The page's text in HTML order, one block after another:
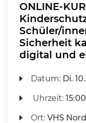
ONLINE-
Schüler/
Sicherheit
digital und
Datum: Di.
Uhrzeit:
Ort:VHS